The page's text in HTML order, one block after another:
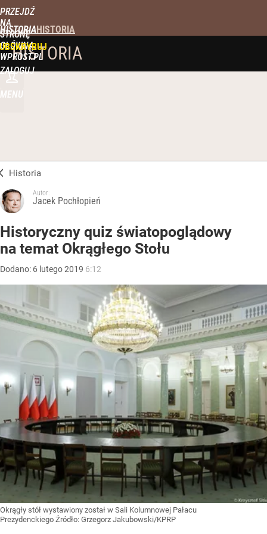
PRZEJDŹ
NA
STRONĘ
GŁÓWNĄ
WPROST.PL
HISTORIA
ZALOGUJ
MENU
HISTORIA
Historia
Autor:
Jacek Pochłopień
Historyczny quiz światopoglądowy
na temat Okrągłego Stołu
Dodano: 6 lutego2019 6:12
Okrągły stół wystawiony został w Sali Kolumnowej Pałacu
Prezydenckiego Źródło: Grzegorz Jakubowski/KPRP